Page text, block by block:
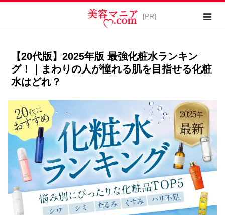
【20代版】2025年版 最強化粧水ランキン
グ！｜まわりの人が憧れる肌を目指せる化粧
水はどれ？